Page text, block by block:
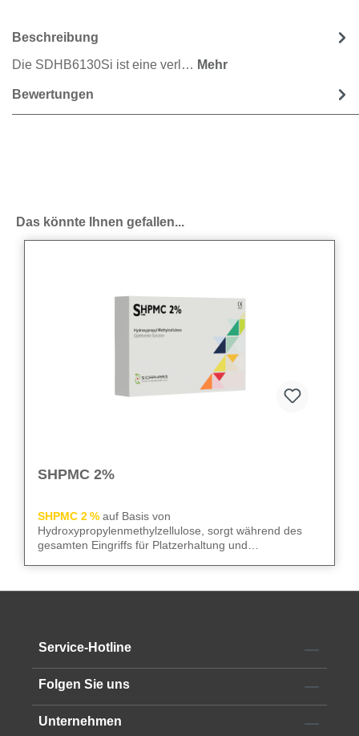
Beschreibung
Die SDHB6130Si ist eine verl… Mehr
Bewertungen
Produktgalerie überspringen
Das könnte Ihnen gefallen...
SHPMC 2%
SHPMC 2 % auf Basis von
Hydroxypropylenmethylzellulose, sorgt während des
gesamten Eingriffs für Platzerhaltung und
hohe HPMC-Konzentration. Die 2‑ml-Luer-Lock-Spritze
Alle technischen Informationen finden Sie im
Service-Hotline
Folgen Sie uns
Unternehmen